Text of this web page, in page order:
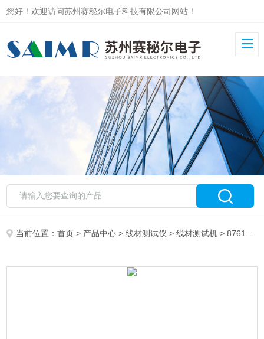
您好！欢迎访问苏州赛秘尔电子科技有限公司网站！
当前位置：首页 > 产品中心 >线材测试仪 >线材测试机 > 8761四线式连接器软排线综合检测设备